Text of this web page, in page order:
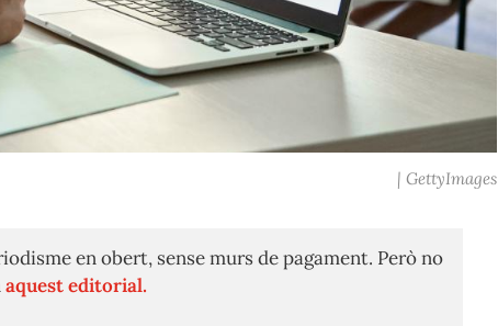
| GettyImages
en obert, sense murs de pagament. Però no
aquest editorial.